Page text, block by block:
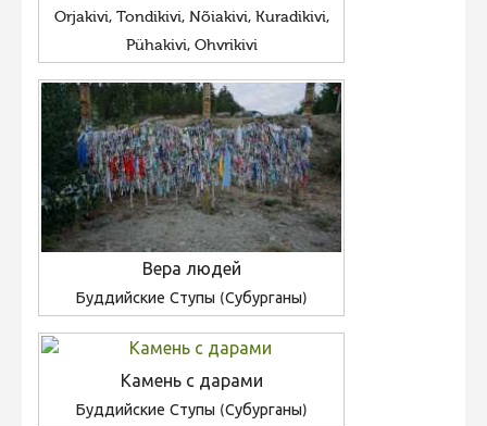
Orjakivi, Tondikivi, Nõiakivi, Kuradikivi,
Pühakivi, Ohvrikivi
Вера людей
Буддийские Ступы (Субурганы)
Камень с дарами
Буддийские Ступы (Субурганы)